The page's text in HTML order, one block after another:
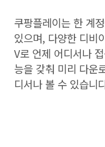
쿠팡플레이는 한 계
있으며, 다양한 디비
V로 언제 어디서나
능을 갖춰 미리 다운
디서나 볼 수 있습니